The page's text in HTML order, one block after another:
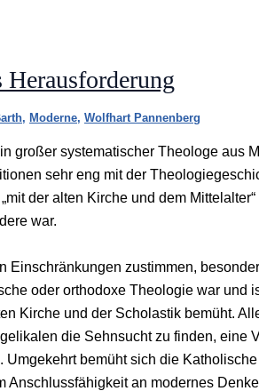
, Moderne, Wolfhart Pannenberg
großer systematischer Theologe aus
sehr eng mit der
der alten Kirche und dem
war.
Einschränkungen zustimmen,
oder orthodoxe Theologie war und
Kirche und der Scholastik bemüht.
die Sehnsucht zu finden, eine
bemüht sich die
Anschlussfähigkeit an modernes